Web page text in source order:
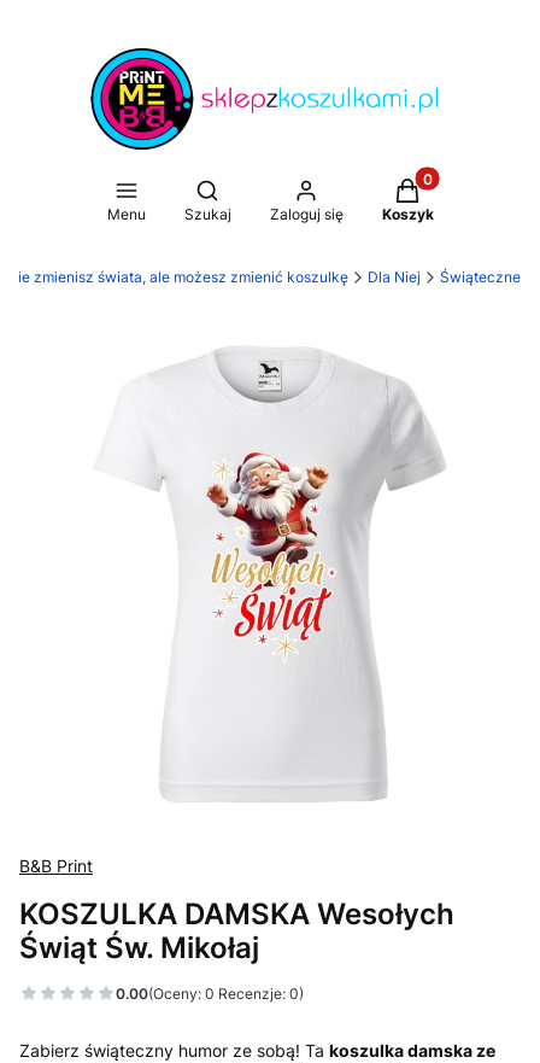
Menu
Otwórz wyszukiwarkę
Szukaj Zaloguj się
Produkty w
Koszyk
Nie zmienisz świata, ale możesz zmienić koszulkę Dla Niej Świąteczne
B&B Print
KOSZULKA DAMSKA Wesołych
Świąt Św. Mikołaj
0.00(Oceny: 0 Recenzje: 0)
Zabierz świąteczny humor ze sobą! Ta koszulka damska ze